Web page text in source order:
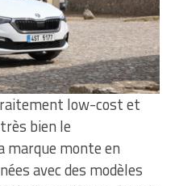
low-cost et
bien le
marque monte en
avec des modèles